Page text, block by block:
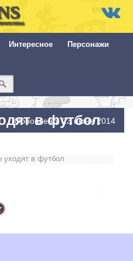
Интересное Персонажи
в футбол
Обновлено: 23 июня 2014
уходят в футбол